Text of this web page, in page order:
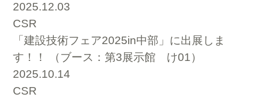
2025.12.03
CSR
「建設技術フェア2025in中部」に出展しま
す！！ （ブース：第3展示館 け01）
2025.10.14
CSR